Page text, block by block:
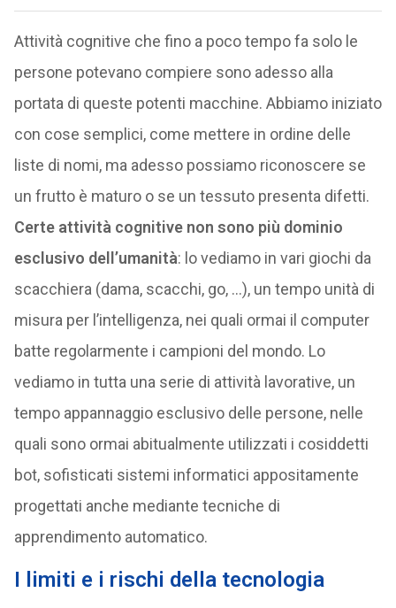
Attività cognitive che fino a poco tempo fa solo le
persone potevano compiere sono adesso alla
portata di queste potenti macchine. Abbiamo iniziato
con cose semplici, come mettere in ordine delle
liste di nomi, ma adesso possiamo riconoscere se
un frutto è maturo o se un tessuto presenta difetti.
Certe attività cognitive non sono più dominio
esclusivo dell’umanità: lo vediamo in vari giochi da
scacchiera (dama, scacchi, go, …), un tempo unità di
misura per l’intelligenza, nei quali ormai il computer
batte regolarmente i campioni del mondo. Lo
vediamo in tutta una serie di attività lavorative, un
tempo appannaggio esclusivo delle persone, nelle
quali sono ormai abitualmente utilizzati i cosiddetti
bot, sofisticati sistemi informatici appositamente
progettati anche mediante tecniche di
apprendimento automatico.
I limiti e i rischi della tecnologia